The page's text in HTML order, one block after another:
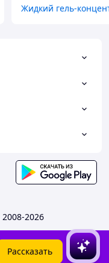
Жидкий гель-
2026
Рассказать